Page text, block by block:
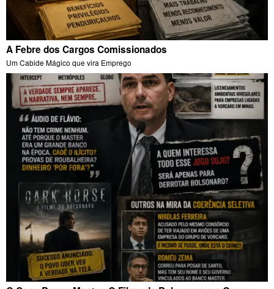
A Febre dos Cargos Comissionados
Um Cabide Mágico que vira Emprego